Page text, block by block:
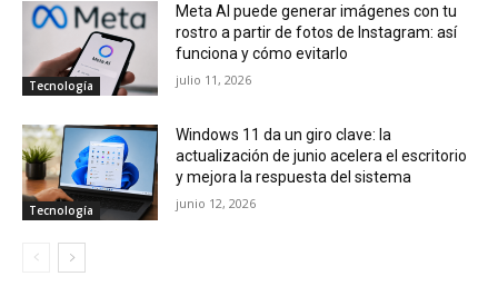
Tecnología
Meta AI puede generar imágenes con tu
rostro a partir de fotos de Instagram: así
funciona y cómo evitarlo
julio 11, 2026
Tecnología
Windows 11 da un giro clave: la
actualización de junio acelera el escritorio
y mejora la respuesta del sistema
junio 12, 2026